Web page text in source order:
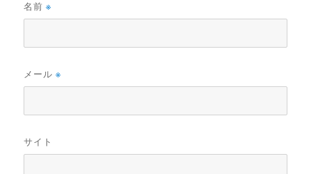
名前※
メール※
サイト